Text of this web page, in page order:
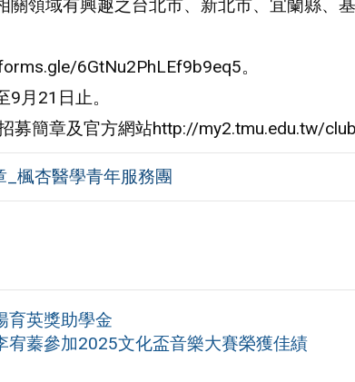
關領域有興趣之台北市、新北市、宜蘭縣、
6GtNu2PhLEf9b9eq5。
月21日止。
募簡章及官方網站http://my2.tmu.edu.tw/
楓杏醫學青年服務團
育英獎助學金
宥蓁參加2025文化盃音樂大賽榮獲佳績